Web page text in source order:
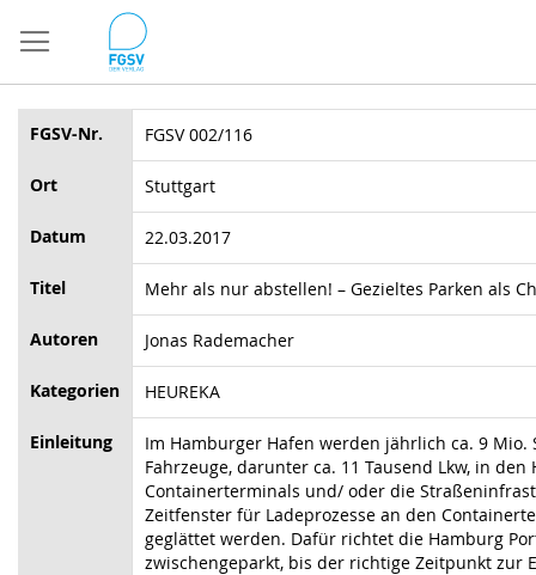
zum
Inhalt
FGSV-Nr. FGSV 002/116
Ort Stuttgart
Datum 22.03.2017
Titel Mehr als nur abstellen! – Gezieltes Parken als
Autoren Jonas Rademacher
Kategorien HEUREKA
Einleitung
Im Hamburger Hafen werden jährlich ca. 9
Fahrzeuge, darunter ca. 11 Tausend Lkw, in
Containerterminals und/ oder die
Zeitfenster für Ladeprozesse an den
geglättet werden. Dafür richtet die Hamburg
zwischengeparkt, bis der richtige Zeitpunkt zur